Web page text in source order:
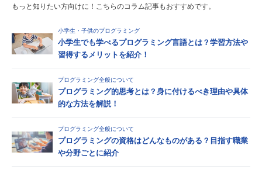
もっと知りたい方向けに！こちらのコラム記事もおすすめです。
小学生・子供のプログラミング
小学生でも学べるプログラミング言語とは？学習方法や
習得するメリットを紹介！
プログラミング全般について
プログラミング的思考とは？身に付けるべき理由や具体
的な方法を解説！
プログラミング全般について
プログラミングの資格はどんなものがある？目指す職業
や分野ごとに紹介